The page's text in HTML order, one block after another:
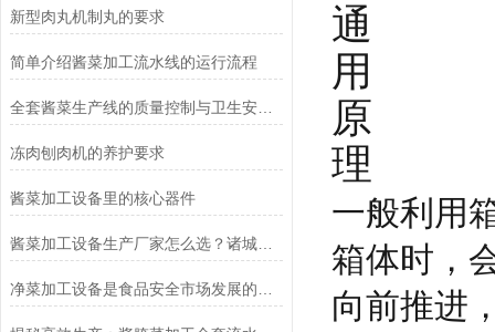
新型肉丸机制丸的要求
简单介绍酱菜加工流水线的运行流程
全套酱菜生产线的质量控制与卫生安全管理
冻肉刨肉机的养护要求
酱菜加工设备里的核心器件
酱菜加工设备生产厂家怎么选？诸城冠通机械为您支招
通
用
原
理
一般利用
箱体时，
向前推进